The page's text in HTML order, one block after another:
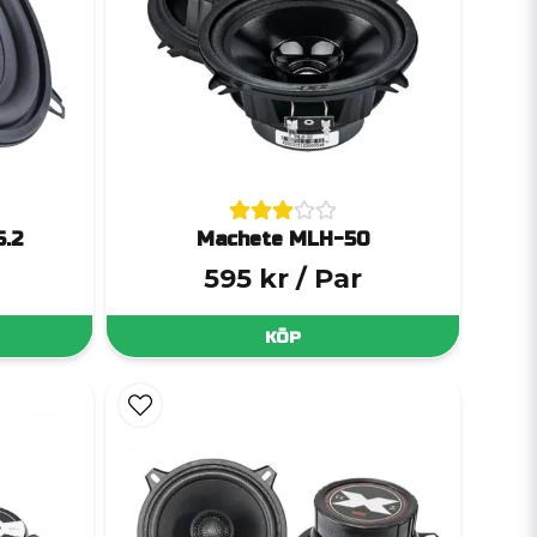
Machete MLH-50
595 kr / Par
KÖP